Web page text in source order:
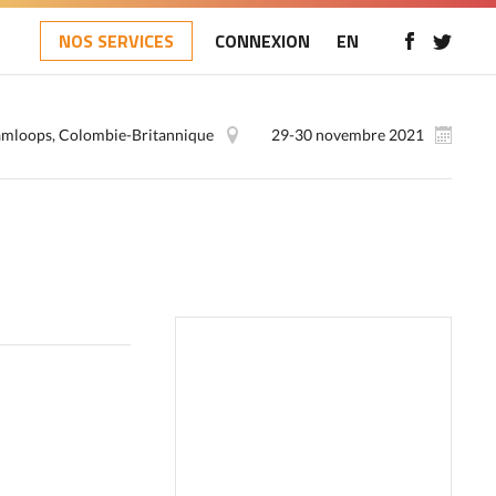
NOS SERVICES CONNEXION EN
29-30 novembre 2021
Colombie-Britannique